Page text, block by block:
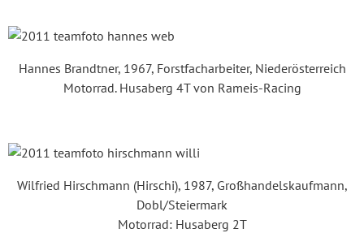
Hannes Brandtner, 1967, Forstfacharbeiter, Niederösterreich
Motorrad. Husaberg 4T von Rameis-Racing
Wilfried Hirschmann (Hirschi), 1987, Großhandelskaufmann,
Dobl/Steiermark
Motorrad: Husaberg 2T